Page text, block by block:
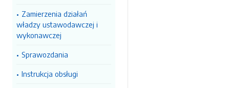
Zamierzenia działań
władzy ustawodawczej i
wykonawczej
Sprawozdania
Instrukcja obsługi